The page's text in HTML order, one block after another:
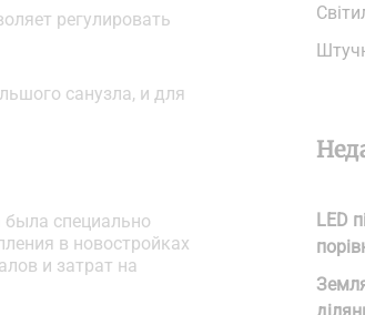
регулировать
санузла, и для
была специально
в новостройках
и затрат на
LED